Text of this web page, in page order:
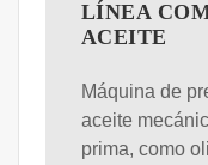
LÍNEA
ACEITE
Máquina de
aceite
prima, como